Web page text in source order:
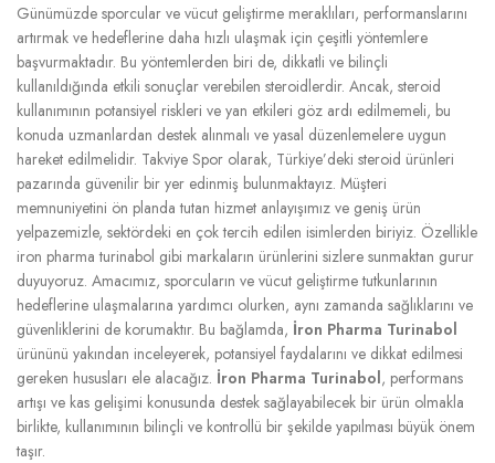
Günümüzde sporcular ve vücut geliştirme meraklıları, performanslarını
artırmak ve hedeflerine daha hızlı ulaşmak için çeşitli yöntemlere
başvurmaktadır. Bu yöntemlerden biri de, dikkatli ve bilinçli
kullanıldığında etkili sonuçlar verebilen steroidlerdir. Ancak, steroid
kullanımının potansiyel riskleri ve yan etkileri göz ardı edilmemeli, bu
konuda uzmanlardan destek alınmalı ve yasal düzenlemelere uygun
hareket edilmelidir. Takviye Spor olarak, Türkiye’deki steroid ürünleri
pazarında güvenilir bir yer edinmiş bulunmaktayız. Müşteri
memnuniyetini ön planda tutan hizmet anlayışımız ve geniş ürün
yelpazemizle, sektördeki en çok tercih edilen isimlerden biriyiz. Özellikle
iron pharma turinabol gibi markaların ürünlerini sizlere sunmaktan gurur
duyuyoruz. Amacımız, sporcuların ve vücut geliştirme tutkunlarının
hedeflerine ulaşmalarına yardımcı olurken, aynı zamanda sağlıklarını ve
güvenliklerini de korumaktır. Bu bağlamda, İron Pharma Turinabol
ürününü yakından inceleyerek, potansiyel faydalarını ve dikkat edilmesi
gereken hususları ele alacağız. İron Pharma Turinabol, performans
artışı ve kas gelişimi konusunda destek sağlayabilecek bir ürün olmakla
birlikte, kullanımının bilinçli ve kontrollü bir şekilde yapılması büyük önem
taşır.